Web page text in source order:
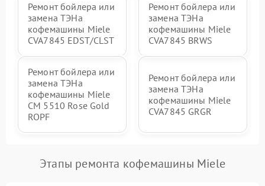
Ремонт бойлера или
замена ТЭНа
кофемашины Miele
CVA7845 EDST/CLST
Ремонт бойлера или
замена ТЭНа
кофемашины Miele
CVA7845 BRWS
Ремонт бойлера или
замена ТЭНа
кофемашины Miele
CM 5510 Rose Gold
ROPF
Ремонт бойлера или
замена ТЭНа
кофемашины Miele
CVA7845 GRGR
Этапы ремонта кофемашины Miele